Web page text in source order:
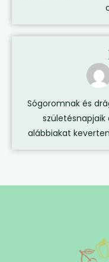
Sógoromnak és
alábbiakat